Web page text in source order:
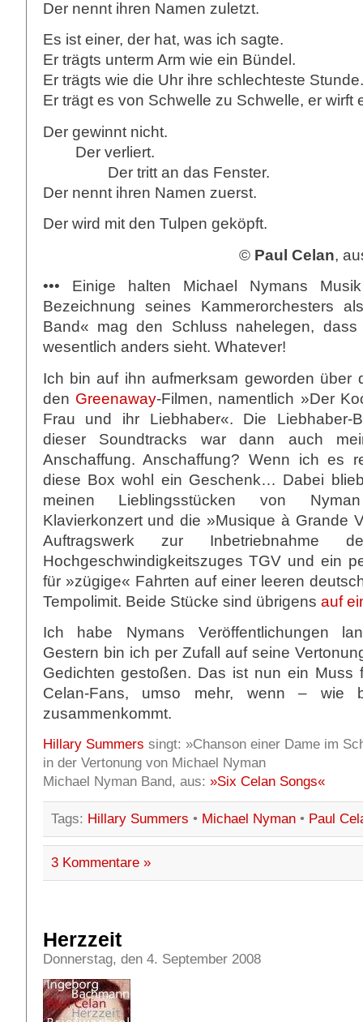
Der nennt ihren Namen zuletzt.
Es ist einer, der hat, was ich sagte.
Er trägts unterm Arm wie ein Bündel.
Er trägts wie die Uhr ihre schlechteste Stunde.
Er trägt es von Schwelle zu Schwelle, er wirft
Der gewinnt nicht.
Der verliert.
Der tritt an das Fenster.
Der nennt ihren Namen zuerst.
Der wird mit den Tulpen geköpft.
© Paul Celan,
••• Einige halten Michael Nymans
Bezeichnung seines Kammerorchesters
Band« mag den Schluss nahelegen,
wesentlich anders sieht. Whatever!
Ich bin auf ihn aufmerksam geworden über
den Greenaway-Filmen, namentlich »Der
Frau und ihr Liebhaber«. Die Liebhaber-
dieser Soundtracks war dann auch
Anschaffung. Anschaffung? Wenn ich es
diese Box wohl ein Geschenk… Dabei
meinen Lieblingsstücken von
Klavierkonzert und die »Musique à Grande
Auftragswerk zur Inbetriebnahme
Hochgeschwindigkeitszuges TGV und ein
für »zügige« Fahrten auf einer leeren
Tempolimit. Beide Stücke sind übrigens auf
Ich habe Nymans Veröffentlichungen
Gestern bin ich per Zufall auf seine
Gedichten gestoßen. Das ist nun ein Muss
Celan-Fans, umso mehr, wenn – wie
zusammenkommt.
Hillary Summers singt: »Chanson einer Dame im
in der Vertonung von Michael Nyman
Michael Nyman Band, aus: »Six Celan Songs«
Tags: Hillary Summers • Michael Nyman• Paul
3 Kommentare »
Herzzeit
Donnerstag, den 4. September 2008